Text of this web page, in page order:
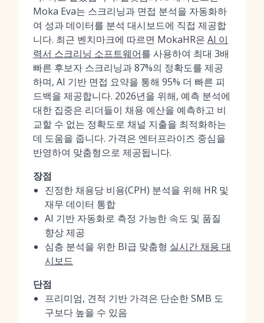
Moka Eva는 스크리닝과 면접 분석을 자동화하
여 성과 데이터를 분석 대시보드에 직접 제공합
니다. 최근 벤치마크에 따르면 MokaHR은 AI 이
력서 스크리닝 소프트웨어를 사용하여 최대 3배
빠른 후보자 스크리닝과 87%의 정확도를 제공
하며, AI 기반 면접 요약을 통해 95% 더 빠른 피
드백을 제공합니다. 2026년을 위해, 예측 분석에
대한 집중은 리더들이 채용 예산을 예측하고 비
교할 수 없는 정확도로 채널 지출을 최적화하는
데 도움을 줍니다. 가격은 엔터프라이즈 중심을
반영하여 맞춤형으로 제공됩니다.
장점
진정한 채용당 비용(CPH) 분석을 위해 HR 및
재무 데이터 통합
AI 기반 자동화로 측정 가능한 속도 및 품질
향상 제공
심층 분석을 위한 BI급 맞춤형 실시간 채용 대
시보드
단점
프리미엄, 견적 기반 가격은 단순한 SMB 도
구보다 높을 수 있음